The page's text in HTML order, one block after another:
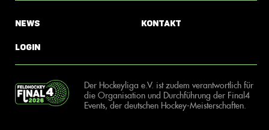
News
Login
Kontakt
Der Hockeyliga e.V. ist zudem verantwortlich für
die Organisation und Durchführung der Final4
Events, der deutschen Hockey-Meisterschaften.